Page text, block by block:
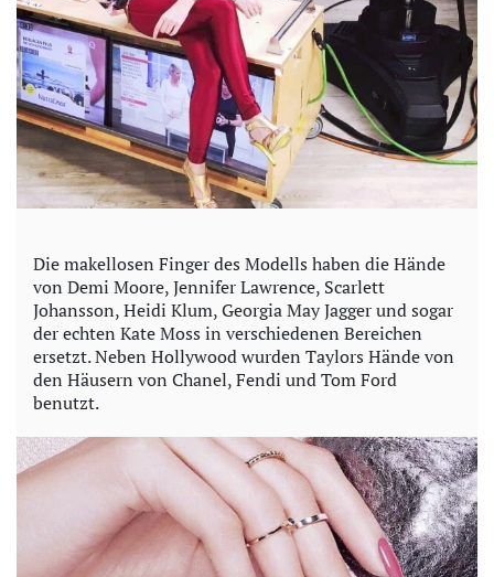
Die makellosen Finger des Modells haben die Hände
von Demi Moore, Jennifer Lawrence, Scarlett
Johansson, Heidi Klum, Georgia May Jagger und sogar
der echten Kate Moss in verschiedenen Bereichen
ersetzt. Neben Hollywood wurden Taylors Hände von
den Häusern von Chanel, Fendi und Tom Ford
benutzt.